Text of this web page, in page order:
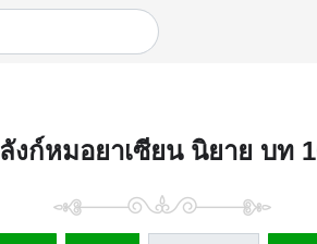
งก์หมอยาเซียน นิยาย บท